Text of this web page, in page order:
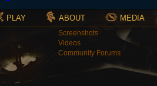
PLAY ABOUT MEDIA
Screenshots
Videos
Community Forums